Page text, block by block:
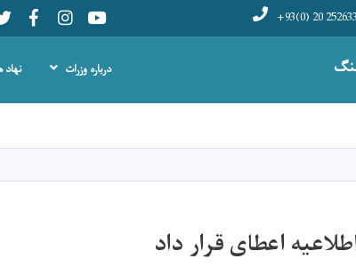
+93(0) 20
Youtube
LinkedIn
درباره وزرات
اعطای قرار داد